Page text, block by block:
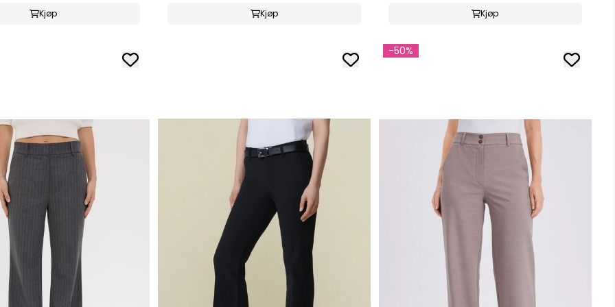
Kjøp Kjøp Kjøp
-50%